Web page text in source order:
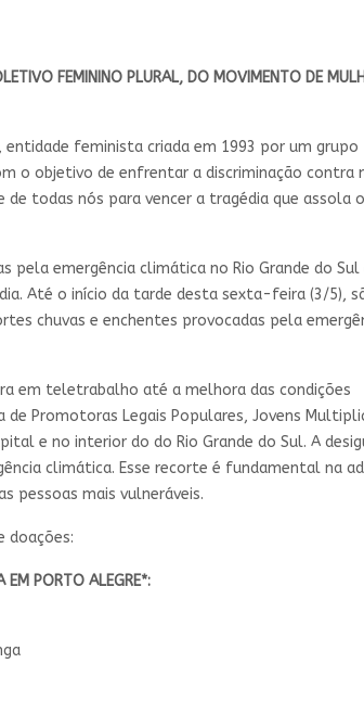
FEMININO PLURAL, DO MOVIMENTO DE
entidade feminista criada em 1993 por um grupo
o objetivo de enfrentar a discriminação contra
todas nós para vencer a tragédia que assola
pela emergência climática no Rio Grande do Sul
Até o início da tarde desta sexta-feira (3/5),
chuvas e enchentes provocadas pela
em teletrabalho até a melhora das condições
Promotoras Legais Populares, Jovens
e no interior do do Rio Grande do Sul. A
climática. Esse recorte é fundamental na
pessoas mais vulneráveis.
doações:
EM PORTO ALEGRE*: